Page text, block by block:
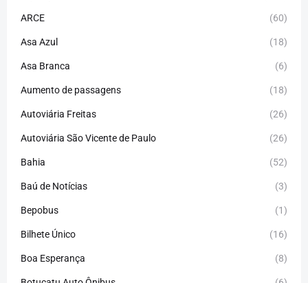
ARCE (60)
Asa Azul (18)
Asa Branca (6)
Aumento de passagens (18)
Autoviária Freitas (26)
Autoviária São Vicente de Paulo (26)
Bahia (52)
Baú de Notícias (3)
Bepobus (1)
Bilhete Único (16)
Boa Esperança (8)